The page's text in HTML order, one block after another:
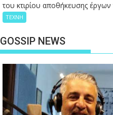
του κτιρίου αποθήκευσης έργων
ΤΕΧΝΗ
GOSSIP NEWS